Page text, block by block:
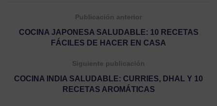
Publicación anterior
COCINA JAPONESA SALUDABLE: 10 RECETAS
FÁCILES DE HACER EN CASA
Siguiente publicación
COCINA INDIA SALUDABLE: CURRIES, DHAL Y 10
RECETAS AROMÁTICAS